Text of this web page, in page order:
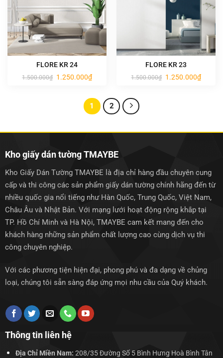
FLORE KR 24
1.500.000₫ Giá
1.250.000₫Giá
hiện
1.250.000₫.
FLORE KR 23
1.500.000₫ Giá
1.250.000₫Giá
hiện
1 2
Kho giấy dán tường TMAYBE
Kho Giấy Dán Tường TMAYBE là địa chỉ hàng đầu chuyên cung
cấp và thi công các sản phẩm giấy dán tường chính hãng đến từ
nhiều quốc gia nổi tiếng như Hàn Quốc, Trung Quốc, Việt Nam,
Châu Âu và Nhật Bản. Với mạng lưới hoạt động rộng khắp tại
TP. Hồ Chí Minh và Hà Nội, TMAYBE cam kết mang đến cho
khách hàng những sản phẩm chất lượng cao cùng dịch vụ thi
công chuyên nghiệp.
Với các phương tiện hiện đại, phong phú và đa dạng về chủng
loại, chúng tôi sẵn sàng đáp ứng mọi nhu cầu của Quý khách.
Thông tin liên hệ
Địa Chỉ Miền Nam: 208/35 Đường Số 5 Bình Hưng Hoà Bình Tân